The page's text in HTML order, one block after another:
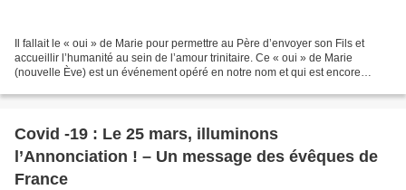
Il fallait le « oui » de Marie pour permettre au Père d’envoyer son Fils et
accueillir l’humanité au sein de l’amour trinitaire. Ce « oui » de Marie
(nouvelle Ève) est un événement opéré en notre nom et qui est encore
Covid -19 : Le 25 mars, illuminons
l’Annonciation ! – Un message des évêques de
France